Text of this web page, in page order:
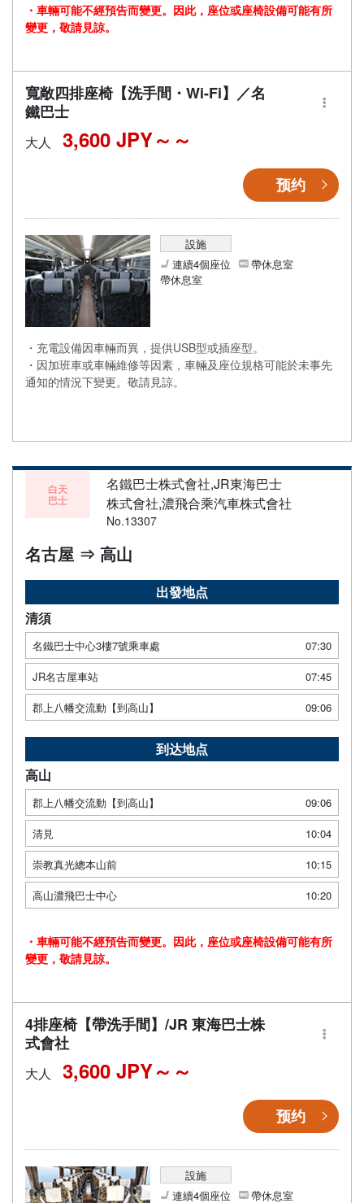
・車輛可能不經預告而變更。因此，座位或座椅設備可能有所
變更，敬請見諒。
寬敞四排座椅【洗手間・Wi-Fi】／名
鐵巴士
大人 3,600 JPY～
预约
設施
連續4個座位
帶休息室
帶休息室
・充電設備因車輛而異，提供USB型或插座型。
・因加班車或車輛維修等因素，車輛及座位規格可能於未事先
通知的情況下變更。敬請見諒。
白天
巴士
名鐵巴士株式會社,JR東海巴士
株式會社,濃飛合乘汽車株式會社
No.13307
名古屋 ⇒ 高山
出發地点
清須
名鐵巴士中心3樓7號乘車處
07:30
JR名古屋車站
07:45
郡上八幡交流動【到高山】
09:06
到达地点
高山
郡上八幡交流動【到高山】
09:06
清見
10:04
崇教真光總本山前
10:15
高山濃飛巴士中心
10:20
・車輛可能不經預告而變更。因此，座位或座椅設備可能有所
變更，敬請見諒。
4排座椅【帶洗手間】/JR 東海巴士株
式會社
大人 3,600 JPY～
预约
設施
連續4個座位
帶休息室